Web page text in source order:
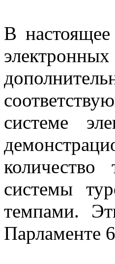
В
системе
количество
системы
темпами.
Парламенте